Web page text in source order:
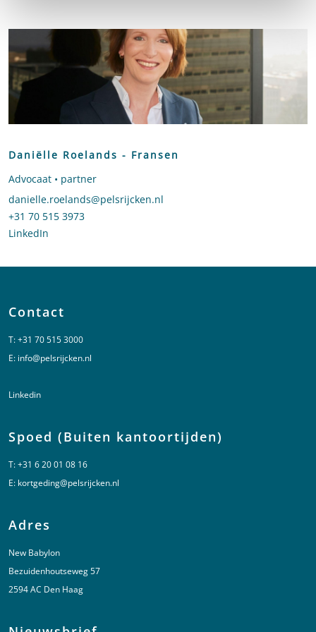
Daniëlle Roelands - Fransen
Advocaat • partner
Stuur een e-mail naar Daniëlle Roelands - Fransen
danielle.roelands@pelsrijcken.nl
Bel naar Daniëlle Roelands - Fransen
+31 70 515 3973
LinkedIn
Contact
T:+31 70 515 3000
E: info@pelsrijcken.nl
Linkedin
Spoed (Buiten kantoortijden)
T:+31 6 20 01 08 16
E: kortgeding@pelsrijcken.nl
Adres
New Babylon
Bezuidenhoutseweg 57
2594 AC Den Haag